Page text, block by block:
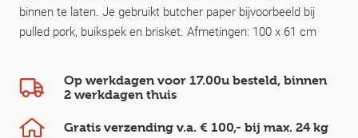
binnen te laten. Je gebruikt butcher paper bijvoorbeeld bij
pulled pork, buikspek en brisket. Afmetingen: 100 x 61 cm
Op werkdagen voor 17.00u besteld, binnen
2 werkdagen thuis
Gratis verzending v.a. € 100,- bij max. 24 kg